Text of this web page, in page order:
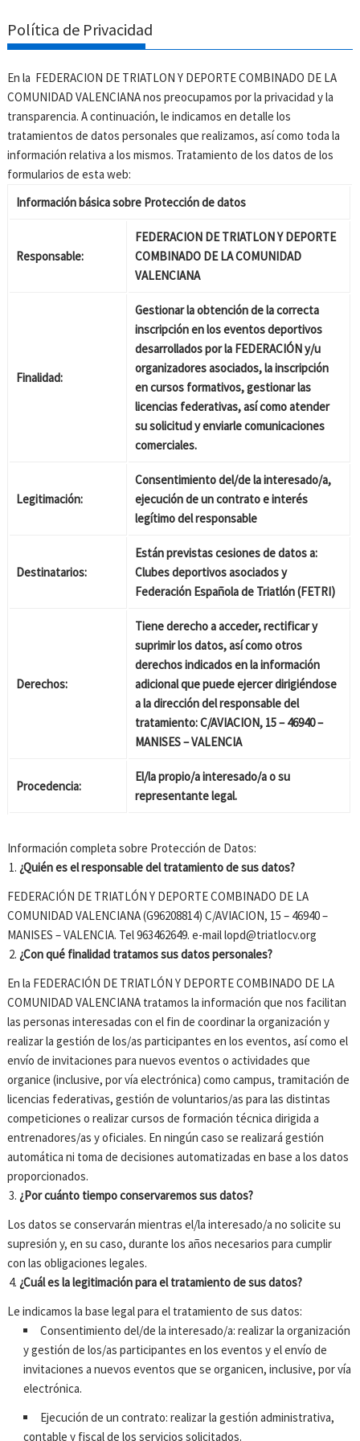
Política de Privacidad
En la FEDERACION DE TRIATLON Y DEPORTE COMBINADO DE LA
COMUNIDAD VALENCIANA nos preocupamos por la privacidad y la
transparencia. A continuación, le indicamos en detalle los
tratamientos de datos personales que realizamos, así como toda la
información relativa a los mismos. Tratamiento de los datos de los
formularios de esta web:
Información básica sobre Protección de datos
Responsable:
FEDERACION DE TRIATLON Y DEPORTE
COMBINADO DE LA COMUNIDAD
VALENCIANA
Finalidad:
Gestionar la obtención de la correcta
inscripción en los eventos deportivos
desarrollados por la FEDERACIÓN y/u
organizadores asociados, la inscripción
en cursos formativos, gestionar las
licencias federativas, así como atender
su solicitud y enviarle comunicaciones
comerciales.
Legitimación:
Consentimiento del/de la interesado/a,
ejecución de un contrato e interés
legítimo del responsable
Destinatarios:
Están previstas cesiones de datos a:
Clubes deportivos asociados y
Federación Española de Triatlón (FETRI)
Derechos:
Tiene derecho a acceder, rectificar y
suprimir los datos, así como otros
derechos indicados en la información
adicional que puede ejercer dirigiéndose
a la dirección del responsable del
tratamiento: C/AVIACION, 15 – 46940 –
MANISES – VALENCIA
Procedencia:
El/la propio/a interesado/a o su
representante legal.
Información completa sobre Protección de Datos:
¿Quién es el responsable del tratamiento de sus datos?
FEDERACIÓN DE TRIATLÓN Y DEPORTE COMBINADO DE LA
COMUNIDAD VALENCIANA (G96208814) C/AVIACION, 15 – 46940 –
MANISES – VALENCIA. Tel 963462649. e-mail lopd@triatlocv.org
¿Con qué finalidad tratamos sus datos personales?
En la FEDERACIÓN DE TRIATLÓN Y DEPORTE COMBINADO DE LA
COMUNIDAD VALENCIANA tratamos la información que nos facilitan
las personas interesadas con el fin de coordinar la organización y
realizar la gestión de los/as participantes en los eventos, así como el
envío de invitaciones para nuevos eventos o actividades que
organice (inclusive, por vía electrónica) como campus, tramitación de
licencias federativas, gestión de voluntarios/as para las distintas
competiciones o realizar cursos de formación técnica dirigida a
entrenadores/as y oficiales. En ningún caso se realizará gestión
automática ni toma de decisiones automatizadas en base a los datos
proporcionados.
¿Por cuánto tiempo conservaremos sus datos?
Los datos se conservarán mientras el/la interesado/a no solicite su
supresión y, en su caso, durante los años necesarios para cumplir
con las obligaciones legales.
¿Cuál es la legitimación para el tratamiento de sus datos?
Le indicamos la base legal para el tratamiento de sus datos:
Consentimiento del/de la interesado/a: realizar la organización
y gestión de los/as participantes en los eventos y el envío de
invitaciones a nuevos eventos que se organicen, inclusive, por vía
electrónica.
Ejecución de un contrato: realizar la gestión administrativa,
contable y fiscal de los servicios solicitados.